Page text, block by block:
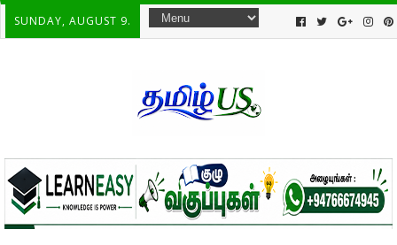
SUNDAY, AUGUST 9.